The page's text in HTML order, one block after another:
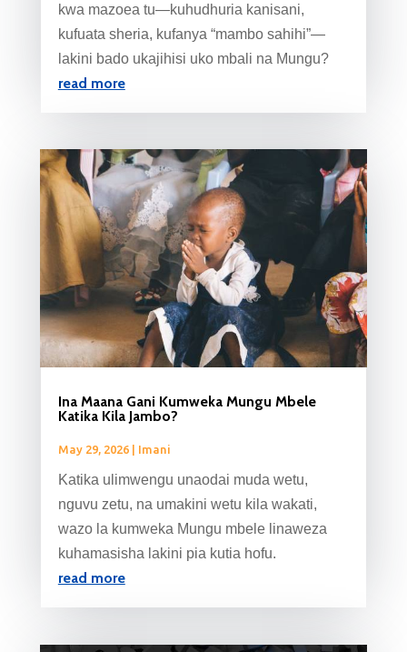
kwa mazoea tu—kuhudhuria kanisani,
kufuata sheria, kufanya “mambo sahihi”—
lakini bado ukajihisi uko mbali na Mungu?
read more
Ina Maana Gani Kumweka Mungu Mbele
Katika Kila Jambo?
May 29, 2026| Imani
Katika ulimwengu unaodai muda wetu,
nguvu zetu, na umakini wetu kila wakati,
wazo la kumweka Mungu mbele linaweza
kuhamasisha lakini pia kutia hofu.
read more